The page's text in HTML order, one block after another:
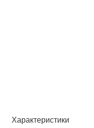
Характеристики